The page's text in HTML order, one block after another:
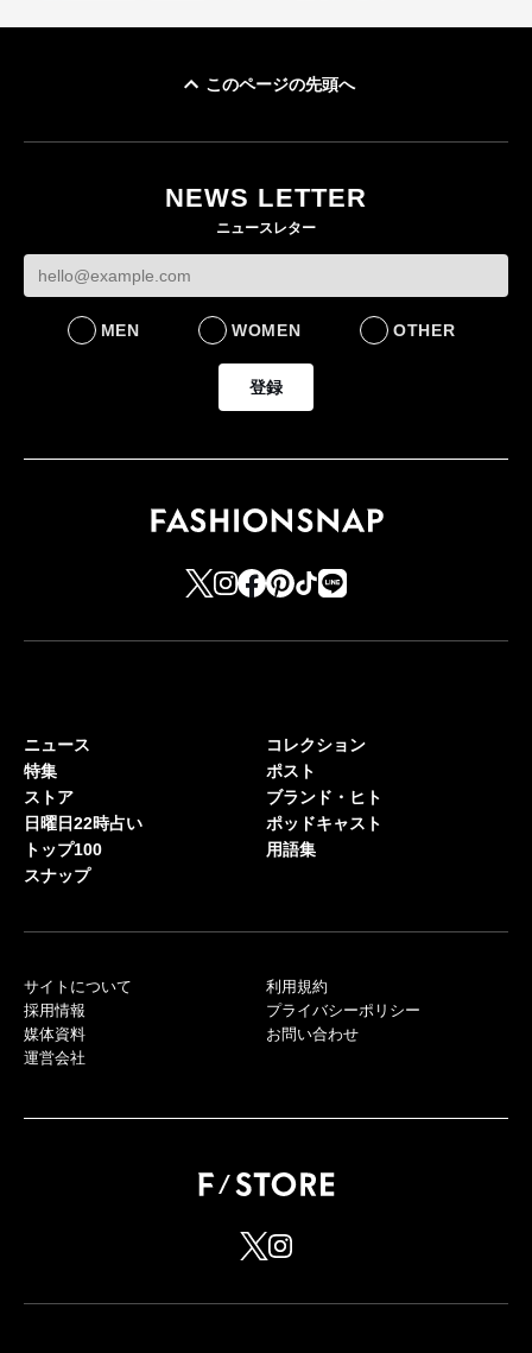
ケットなど7型を発売
FASHION
をラインナップ
LIFESTYLE
このページの先頭へ
NEWS LETTER
ニュースレター
MEN WOMEN OTHER
登録
ニュース
特集
ストア
日曜日22時占い
トップ100
スナップ
コレクション
ポスト
ブランド・ヒト
ポッドキャスト
用語集
サイトについて
採用情報
媒体資料
運営会社
利用規約
プライバシーポリシー
お問い合わせ